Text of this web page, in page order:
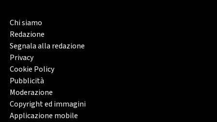
Chi siamo
Redazione
Segnala alla redazione
Privacy
Cookie Policy
Pubblicità
Moderazione
Copyright ed immagini
Applicazione mobile